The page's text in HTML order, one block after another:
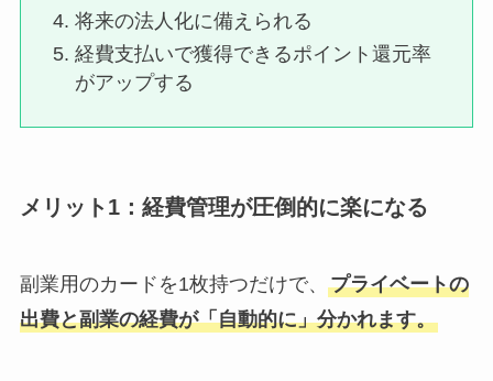
将来の法人化に備えられる
経費支払いで獲得できるポイント還元率
がアップする
メリット1：経費管理が圧倒的に楽になる
副業用のカードを1枚持つだけで、 プライベートの
出費と副業の経費が「自動的に」分かれます。